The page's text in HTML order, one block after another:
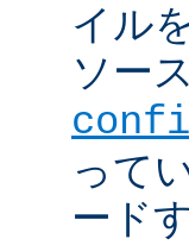
イル
ソー
って
ード